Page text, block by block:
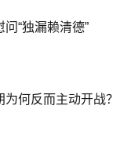
“独漏赖清德”
何反而主动开战？